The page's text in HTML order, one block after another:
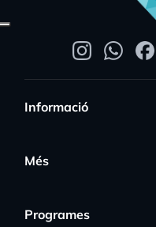
Informació
Més
Programes